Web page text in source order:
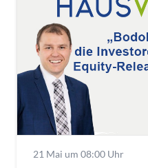
21 Mai um 08:00 Uhr